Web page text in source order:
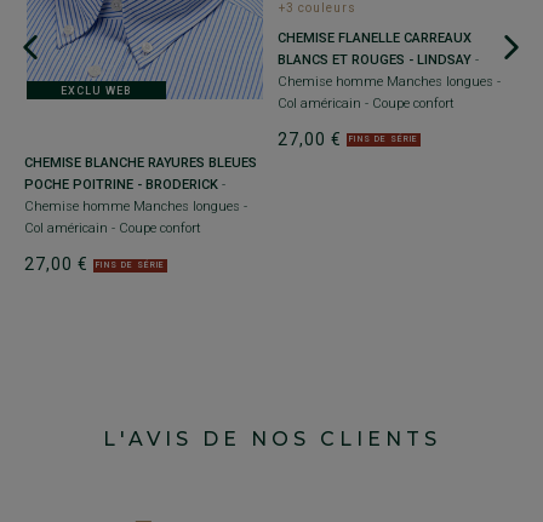
EXCLU WEB
CHEMISE BLANCHE RAYURES BLEUES
POCHE POITRINE - BRODERICK -
Chemise homme Manches longues -
Col américain - Coupe confort
27,00 € FINS DE SÉRIE
+3 couleurs
CHEMISE FLANELLE CARREAUX
BLANCS ET ROUGES - LINDSAY -
Chemise homme Manches longues -
Col américain - Coupe confort
27,00 € FINS DE SÉRIE
L'AVIS DE NOS CLIENTS